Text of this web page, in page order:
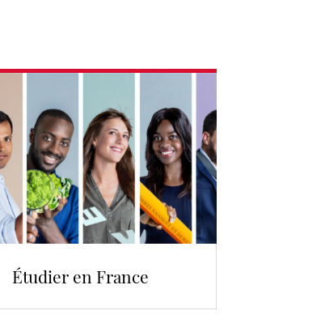
Étudier en France